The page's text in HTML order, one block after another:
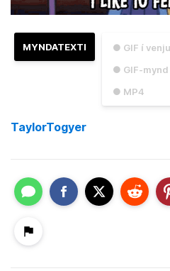
● GIF í
● GIF-
● MP4
MYNDATEXTI
TaylorTogyer